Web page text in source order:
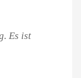
Es ist